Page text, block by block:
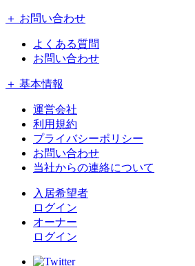
＋ お問い合わせ
よくある質問
お問い合わせ
＋ 基本情報
運営会社
利用規約
プライバシーポリシー
お問い合わせ
当社からの連絡について
入居希望者
ログイン
オーナー
ログイン